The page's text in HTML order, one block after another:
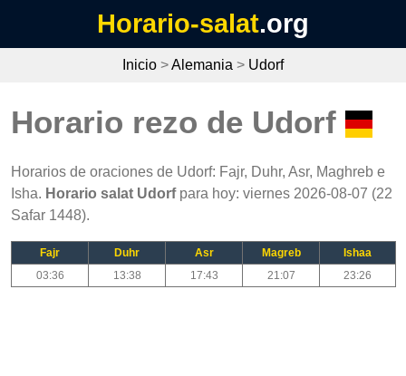
Horario-salat.org
Inicio >Alemania > Udorf
Horario rezo de Udorf
Horarios de oraciones de Udorf: Fajr, Duhr, Asr, Maghreb e
Isha. Horario salat Udorfpara hoy: viernes 2026-08-07 (22
Safar 1448).
Fajr Duhr Asr Magreb
Ishaa
03:36
13:38 17:43 21:07 23:26